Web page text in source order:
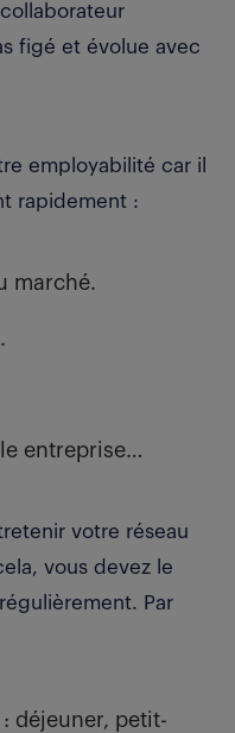
figé et évolue avec
employabilité car il
rapidement :
marché.
entreprise…
votre réseau
vous devez le
Par
déjeuner, petit-